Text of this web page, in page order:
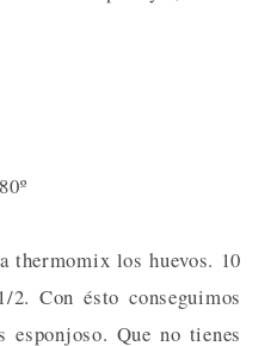
thermomix los huevos. 10
Con ésto conseguimos
esponjoso. Que no tienes